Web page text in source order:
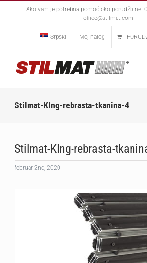
Ako vam je potrebna pomoć oko porudžbine!
office@stilmat.com
Srpski Moj nalog
Stilmat-KIng-rebrasta-tkanina-4
Stilmat-KIng-rebrasta-
februar 2nd, 2020